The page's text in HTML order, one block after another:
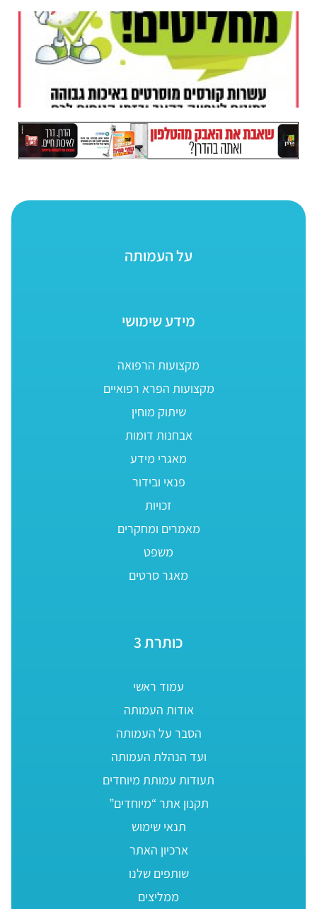
על העמותה
מידע שימושי
מקצועות הרפואה
מקצועות הפרא רפואיים
שיתוק מוחין
אבחנות דומות
מאגרי מידע
פנאי ובידור
זכויות
מאמרים ומחקרים
משפט
מאגר סרטים
כותרת 3
עמוד ראשי
אודות העמותה
הסבר על העמותה
ועד הנהלת העמותה
תעודות עמותת מיוחדים
תקנון אתר “מיוחדים”
תנאי שימוש
ארכיון האתר
שותפים שלנו
ממליצים